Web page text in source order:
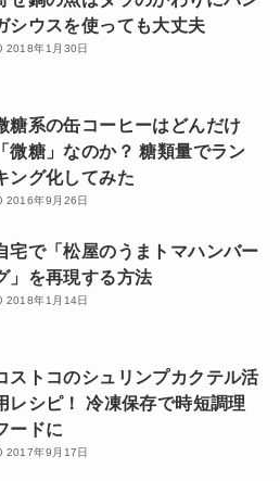
シウスを使っても大丈夫
2018年1月30日
糖系の缶コーヒーはどんだけ
「微糖」なのか？ 糖類量でラン
ング化してみた
2016年9月26日
宅で「松屋のうまトマハンバー
」を再現する方法
2018年1月14日
ストコのシュリンプカクテル活
レシピ！ 冷凍保存で時短調理
ードに
2017年9月17日